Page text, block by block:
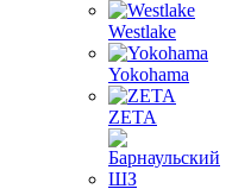
Westlake
Yokohama
ZETA